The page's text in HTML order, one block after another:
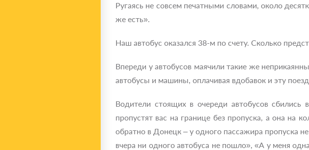
Ругаясь не совсем печатными словами, около
же есть».
Наш автобус оказался 38-м по счету. Сколько
Впереди у автобусов маячили такие же
автобусы и машины, оплачивая вдобавок и эту
Водители стоящих в очереди автобусов
пропустят вас на границе без пропуска, а она на
обратно в Донецк – у одного пассажира пропуска
вчера ни одного автобуса не пошло», «А у меня